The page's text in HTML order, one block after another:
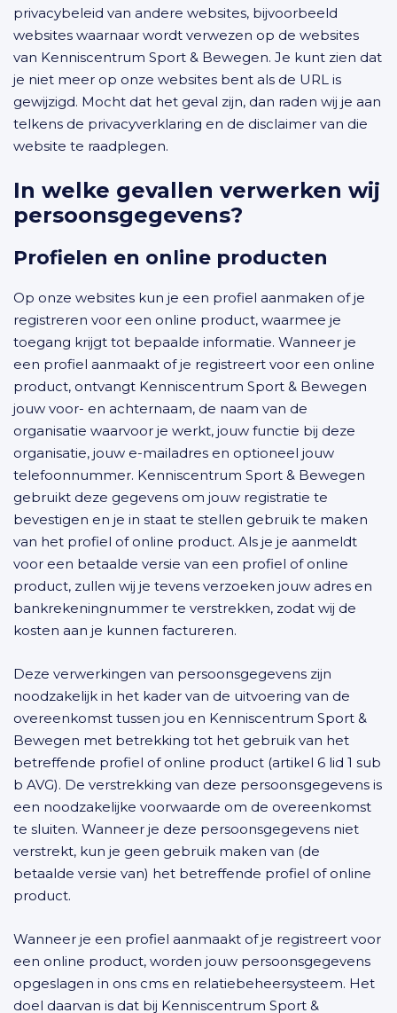
privacybeleid van andere websites, bijvoorbeeld
websites waarnaar wordt verwezen op de websites
van Kenniscentrum Sport & Bewegen. Je kunt zien dat
je niet meer op onze websites bent als de URL is
gewijzigd. Mocht dat het geval zijn, dan raden wij je aan
telkens de privacyverklaring en de disclaimer van die
website te raadplegen.
In welke gevallen verwerken wij
persoonsgegevens?
Profielen en online producten
Op onze websites kun je een profiel aanmaken of je
registreren voor een online product, waarmee je
toegang krijgt tot bepaalde informatie. Wanneer je
een profiel aanmaakt of je registreert voor een online
product, ontvangt Kenniscentrum Sport & Bewegen
jouw voor- en achternaam, de naam van de
organisatie waarvoor je werkt, jouw functie bij deze
organisatie, jouw e-mailadres en optioneel jouw
telefoonnummer. Kenniscentrum Sport & Bewegen
gebruikt deze gegevens om jouw registratie te
bevestigen en je in staat te stellen gebruik te maken
van het profiel of online product. Als je je aanmeldt
voor een betaalde versie van een profiel of online
product, zullen wij je tevens verzoeken jouw adres en
bankrekeningnummer te verstrekken, zodat wij de
kosten aan je kunnen factureren.
Deze verwerkingen van persoonsgegevens zijn
noodzakelijk in het kader van de uitvoering van de
overeenkomst tussen jou en Kenniscentrum Sport &
Bewegen met betrekking tot het gebruik van het
betreffende profiel of online product (artikel 6 lid 1 sub
b AVG). De verstrekking van deze persoonsgegevens is
een noodzakelijke voorwaarde om de overeenkomst
te sluiten. Wanneer je deze persoonsgegevens niet
verstrekt, kun je geen gebruik maken van (de
betaalde versie van) het betreffende profiel of online
product.
Wanneer je een profiel aanmaakt of je registreert voor
een online product, worden jouw persoonsgegevens
opgeslagen in ons cms en relatiebeheersysteem. Het
doel daarvan is dat bij Kenniscentrum Sport &